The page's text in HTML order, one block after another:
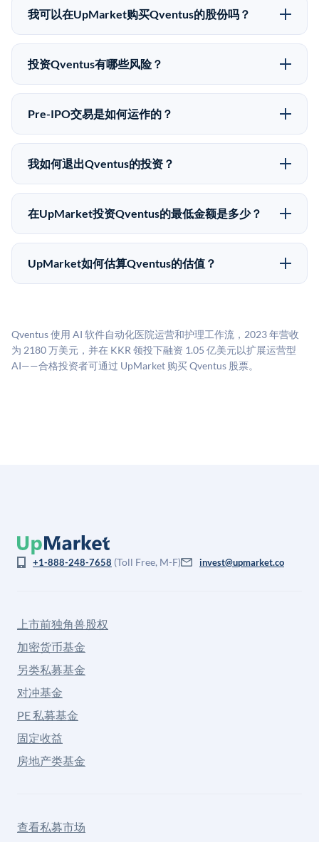
的已知股价来自其最近一轮融资。 二级市场上的Pre-
有所不同。
我可以在UpMarket购买Qventus的股份吗？
可以。合格投资者可以通过填写本页表单或在
upmarket.co创建账户来表达对Qventus股份的投资意
50,000美元。UpMarket是FINRA注册的经纪交易商，
自2019年以来已经纪超过5亿美元的另类投资。
投资Qventus有哪些风险？
Pre-IPO投资存在重大风险。Qventus的股份流动性低，
意味着没有公开市场可以快速出售。不存在确定的退出
好可能全部损失的准备。私有公司的估值在融资轮次之
间可能大幅波动。投资者应在投资前咨询其财务顾问并
Pre-IPO交易是如何运作的？
在Pre-IPO交易中，合格投资者通过二级市场平台从现有
股东（如员工、早期投资者或其他持有人）处购买股
为FINRA注册的经纪交易商促成这些交易，代表双方处
理合规、文件和结算事宜。
我如何退出Qventus的投资？
Pre-IPO持股主要有两种退出途径：在二级市场将股份出
售给其他买家，或持有直到公司完成IPO或被收购。两
市场条件。任何退出的时间都是不可预测的，投资者应
做好多年持有的准备。
在UpMarket投资Qventus的最低金额是多少？
UpMarket上大多数Pre-IPO产品的最低投资金额为
50,000美元。具体金额可能因产品和股份供应情况而有
UpMarket如何估算Qventus的估值？
司可比倍数应用私有公司折扣，以反映流动性不足和信
息不对称。此估值不构成投资建议，可能与实际交易价
Qventus 使用 AI 软件自动化医院运营和护理工作流，2023 年营收
为 2180 万美元，并在 KKR 领投下融资 1.05 亿美元以扩展运营型
AI——合格投资者可通过 UpMarket 购买 Qventus 股票。
+1-888-248-7658 (Toll Free, M-F) invest@upmarket.co
上市前独角兽股权
加密货币基金
另类私募基金
对冲基金
PE 私募基金
固定收益
房地产类基金
查看私募市场